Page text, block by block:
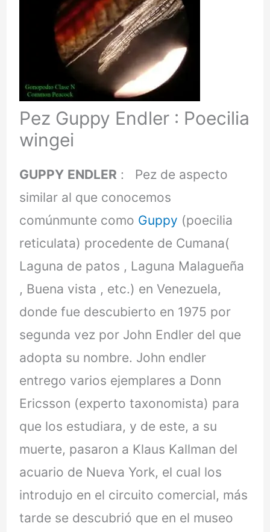
Pez Guppy Endler : Poecilia
wingei
GUPPY ENDLER : Pez de aspecto
similar al que conocemos
comúnmunte como Guppy (poecilia
reticulata) procedente de Cumana(
Laguna de patos , Laguna Malagueña
, Buena vista , etc.) en Venezuela,
donde fue descubierto en 1975 por
segunda vez por John Endler del que
adopta su nombre. John endler
entrego varios ejemplares a Donn
Ericsson (experto taxonomista) para
que los estudiara, y de este, a su
muerte, pasaron a Klaus Kallman del
acuario de Nueva York, el cual los
introdujo en el circuito comercial, más
tarde se descubrió que en el museo